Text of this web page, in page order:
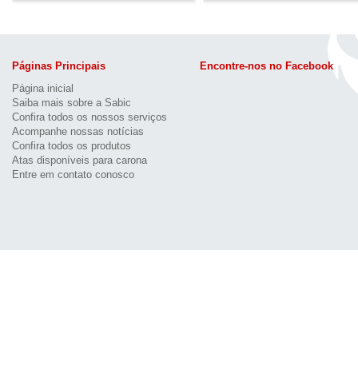
Páginas Principais
Página inicial
Saiba mais sobre a Sabic
Confira todos os nossos serviços
Acompanhe nossas notícias
Confira todos os produtos
Atas disponíveis para carona
Entre em contato conosco
Encontre-nos no Facebook